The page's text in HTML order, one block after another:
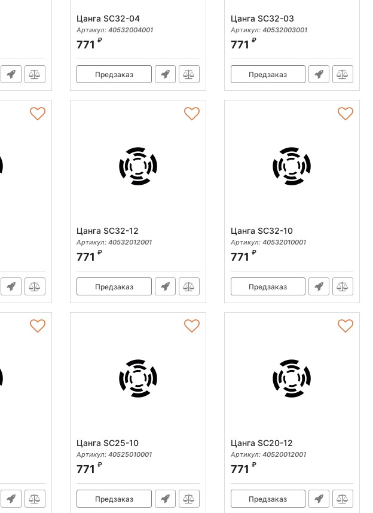
Цанга SC32-04
Артикул: 40532004001
771 ₽
Предзаказ
Цанга SC32-03
Артикул: 40532003001
771 ₽
Предзаказ
Цанга SC32-12
Артикул: 40532012001
771 ₽
Предзаказ
Цанга SC32-10
Артикул: 40532010001
771 ₽
Предзаказ
Цанга SC25-10
Артикул: 40525010001
771 ₽
Предзаказ
Цанга SC20-12
Артикул: 40520012001
771 ₽
Предзаказ